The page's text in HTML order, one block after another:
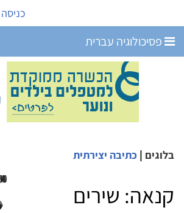
כניסה
פסיכולוגיה עברית
בלוגים | כתיבה יצירתית
קנאה: שירים